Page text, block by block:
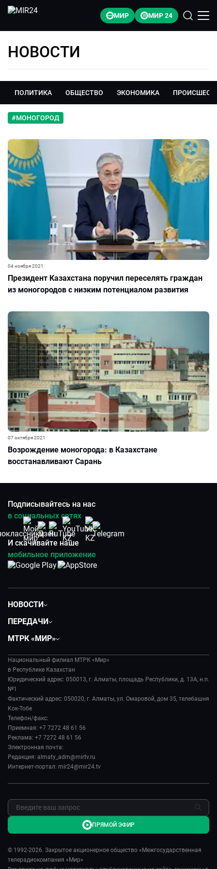
МИР МИР 24
НОВОСТИ
ПОЛИТИКА ОБЩЕСТВО ЭКОНОМИКА
#МОНОГОРОД
Президент Казахстана поручил переселять граждан
из моногородов с низким потенциалом развития
04 ноября 2021
Возрождение моногорода: в Казахстане
восстанавливают Сарань
07 октября 2021
Подписывайтесь на нас
в социальных сетях
И скачивайте наше
мобильное приложение
НОВОСТИ
Экономика
Происшествия
Наука и технологии
Здоровье и медицина
Спорт
Авто
Культура
ПЕРЕДАЧИ
Вместе выгодно
Евразия. Культурно
Евразия. Регионы
Наши иностранцы
Пять причин поехать в...
Сделано в Содружестве
МТРК «МИР»
История
Руководство
Лица мира
Новости
Пресса о нас
Карьера
Реклама
Обратная связь
Национальный филиал МТРК «Мир»
в Республике Казахстан
Юридический адрес: 050013, г. Алматы, площадь Республики, д. 13А, н.п.
№1
Фактический адрес: 050020, г. Алматы, ул. Омаровой, дом 35, телебашня
Кок-Тобе
Телефон/факс:
Приемная: +7 7272 48 61 56
Реклама: +7 7272 48 61 56
Электронная почта:
Редакция: almaty_adm@mirtv.ru
Интернет-портал: mir24@mir24.tv
© 1992-2026. Закрытое акционерное общество «Межгосударственная
телерадиокомпания «Мир»
ПРЯМОЙ ЭФИР